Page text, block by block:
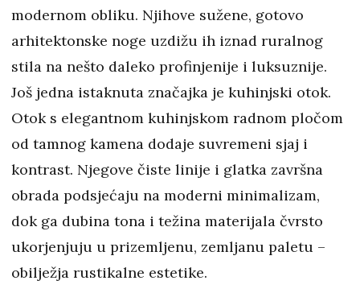
modernom obliku. Njihove sužene, gotovo
arhitektonske noge uzdižu ih iznad ruralnog
stila na nešto daleko profinjenije i luksuznije.
Još jedna istaknuta značajka je kuhinjski otok.
Otok s elegantnom kuhinjskom radnom pločom
od tamnog kamena dodaje suvremeni sjaj i
kontrast. Njegove čiste linije i glatka završna
obrada podsjećaju na moderni minimalizam,
dok ga dubina tona i težina materijala čvrsto
ukorjenjuju u prizemljenu, zemljanu paletu –
obilježja rustikalne estetike.